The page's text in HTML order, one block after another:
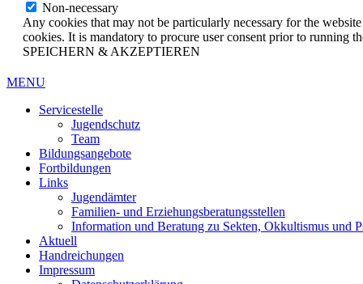
Non-necessary
Any cookies that may not be particularly necessary for the
cookies. It is mandatory to procure user consent prior to running
SPEICHERN & AKZEPTIEREN
MENU
Servicestelle
Jugendschutz
Team
Bildungsangebote
Fortbildungen
Links
Jugendämter
Familien- und Erziehungsberatungsstellen
Information und Beratung zu Sekten, Okkultismus und
Aktuell
Handreichungen
Impressum